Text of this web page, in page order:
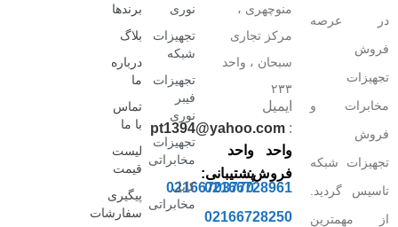
در عرصه
فروش
تجهیزات
مخابرات و
فروش
تجهیزات شبکه
تاسیس گردید.
از مهمترین
منوچهری ،
مرکز تجاری
سبحان ، واحد
۲۳۳
ایمیل
:
pt1394@yahoo.com
واحد
فروش:
02166728961
02166728250
واحد
پشتیبانی:
02166703770
نوری
تجهیزات
شبکه
تجهیزات
فیبر
نوری
تجهیزات
مخابراتی
کابل
مخابراتی
برندها
بلاگ
درباره
ما
تماس
با ما
لیست
قیمت
پیگیری
سفارشات